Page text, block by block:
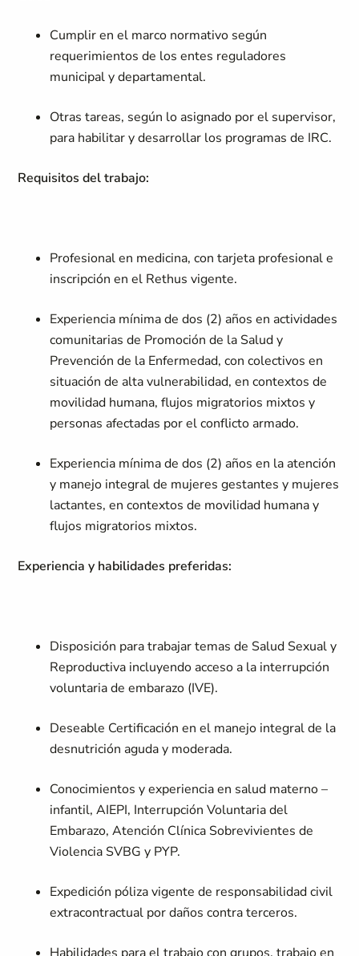
Cumplir en el marco normativo según
requerimientos de los entes reguladores
municipal y departamental.
Otras tareas, según lo asignado por el supervisor,
para habilitar y desarrollar los programas de IRC.
Requisitos del trabajo:
Profesional en medicina, con tarjeta profesional e
inscripción en el Rethus vigente.
Experiencia mínima de dos (2) años en actividades
comunitarias de Promoción de la Salud y
Prevención de la Enfermedad, con colectivos en
situación de alta vulnerabilidad, en contextos de
movilidad humana, flujos migratorios mixtos y
personas afectadas por el conflicto armado.
Experiencia mínima de dos (2) años en la atención
y manejo integral de mujeres gestantes y mujeres
lactantes, en contextos de movilidad humana y
flujos migratorios mixtos.
Experiencia y habilidades preferidas:
Disposición para trabajar temas de Salud Sexual y
Reproductiva incluyendo acceso a la interrupción
voluntaria de embarazo (IVE).
Deseable Certificación en el manejo integral de la
desnutrición aguda y moderada.
Conocimientos y experiencia en salud materno –
infantil, AIEPI, Interrupción Voluntaria del
Embarazo, Atención Clínica Sobrevivientes de
Violencia SVBG y PYP.
Expedición póliza vigente de responsabilidad civil
extracontractual por daños contra terceros.